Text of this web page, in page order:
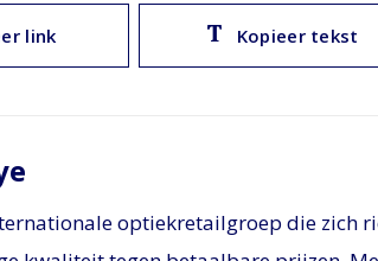
link Kopieer tekst
optiekretailgroep die zich